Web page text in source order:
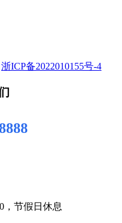
浙ICP备2022010155号-4
，节假日休息